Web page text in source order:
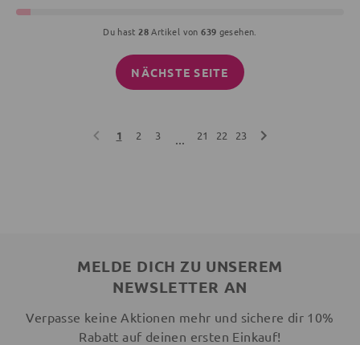
Du hast 28Artikel von639 gesehen.
NÄCHSTE SEITE
1 2 3 21 22 23
MELDE DICH ZU UNSEREM
NEWSLETTER AN
Verpasse keine Aktionen mehr und sichere dir 10%
Rabatt auf deinen ersten Einkauf!